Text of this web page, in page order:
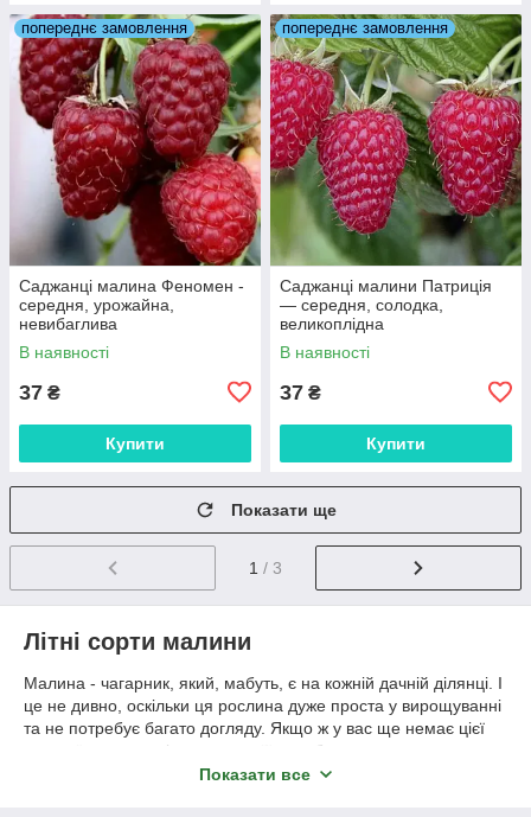
попереднє замовлення
Саджанці малина Феномен -
середня, урожайна,
невибаглива
В наявності
37 ₴
Купити
попереднє замовлення
Саджанці малини Патриція
— середня, солодка,
великоплідна
В наявності
37 ₴
Купити
Показати ще
1 / 3
Літні сорти малини
Малина - чагарник, який, мабуть, є на кожній дачній ділянці. І
це не дивно, оскільки ця рослина дуже проста у вирощуванні
та не потребує багато догляду. Якщо ж у вас ще немає цієї
чудової ягоди, тоді настав час її придбати, а ми допоможемо
Показати все